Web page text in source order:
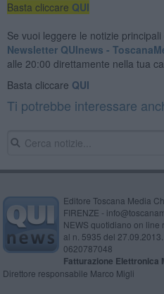
Basta cliccare QUI
Se vuoi leggere le notizie
Newsletter QUInews -
alle 20:00 direttamente nella tua
Basta cliccare QUI
Ti potrebbe interessare
Editore Toscana Media
FIRENZE -
NEWS quotidiano on line
al n. 5935 del
0620787048
Fatturazione Elettronica
Direttore responsabile Marco Migli